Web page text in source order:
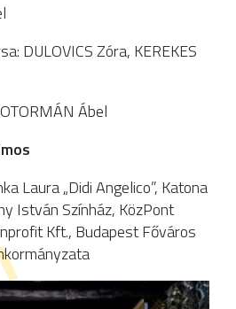
DULOVICS Zóra, KEREKES
Ábel
Laura „Didi Angelico”, Katona
István Színház, KözPont
Kft., Budapest Főváros